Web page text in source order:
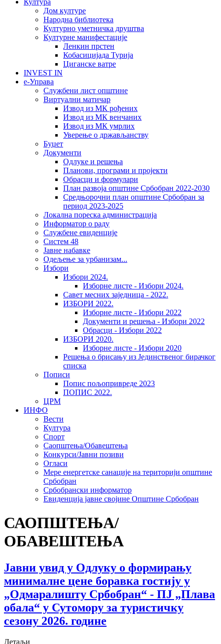
Дом културе
Народна библиотека
Културно уметничка друштва
Културне манифестације
Ленкин прстен
Кобасицијада Турија
Циганске ватре
INVEST IN
е-Управа
Службени лист општине
Виртуални матичар
Извод из МК рођених
Извод из МК венчаних
Извод из МК умрлих
Уверење о држављанству
Буџет
Документи
Одлуке и решења
Планови, програми и пројекти
Обрасци и формулари
План развоја општине Србобран 2022-2030
Средњорочни план општине Србобран за
период 2023-2025
Локална пореска администрација
Информатор о раду
Службене евиденције
Систем 48
Јавне набавке
Одељење за урбанизам...
Избори
Избори 2024.
Изборне листе - Избори 2024.
Савет месних заједница - 2022.
ИЗБОРИ 2022.
Изборне листе - Избори 2022
Документи и решења - Избори 2022
Обрасци - Избори 2022
ИЗБОРИ 2020.
Изборне листе - Избори 2020
Решења о брисању из Јединственог бирачког
списка
Пописи
Попис пољопривреде 2023
ПОПИС 2022.
ЦРМ
ИНФО
Вести
Култура
Спорт
Саопштења/Обавештења
Конкурси/Јавни позиви
Огласи
Мере енергетске санације на територији општине
Србобран
Србобрански информатор
Евиденција јавне својине Општине Србобран
САОПШТЕЊА/
ОБАВЕШТЕЊА
Јавни увид у Одлуку о формирању
минималне цене боравка гостију у
„Одмаралишту Србобран“ - ПЈ „Плава
обала“ у Сутомору за туристичку
сезону 2026. године
Детаљи